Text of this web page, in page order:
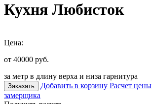
Кухня Любисток
Цена:
от 40000 руб.
за метр в длину верха и низа гарнитура
Заказать Добавить в корзину Расчет цены
замерщика